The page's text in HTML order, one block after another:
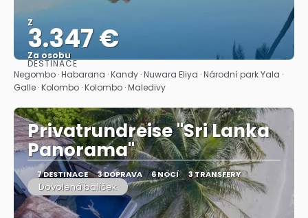
Z
3.347 €
Za osobu
Zobrazit
DESTINACE
Negombo · Habarana · Kandy · Nuwara Eliya · Národní park Yala ·
Galle · Kolombo · Kolombo · Maledivy
Privatrundreise "Sri Lanka
Panorama"
7 DESTINACE 3 DOPRAVA 6 NOCÍ 3 TRANSFERY
Dovolená balíček